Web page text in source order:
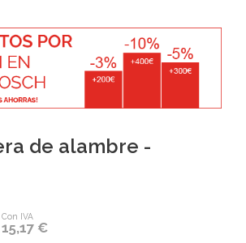
de alambre -
15,17 €
Con IVA